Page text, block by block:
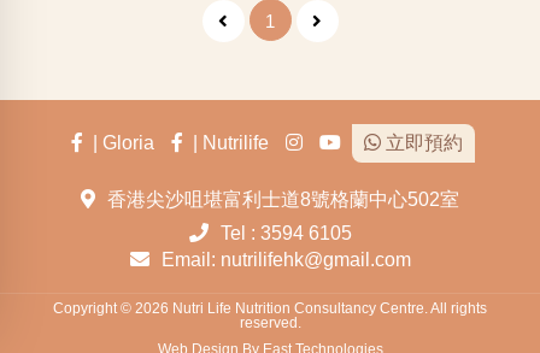
1
| Gloria | Nutrilife 立即預約
香港尖沙咀堪富利士道8號格蘭中心502室
Tel : 3594 6105
Email: nutrilifehk@gmail.com
Copyright © 2026 Nutri Life Nutrition Consultancy Centre. All rights
reserved.
Web Design By East Technologies